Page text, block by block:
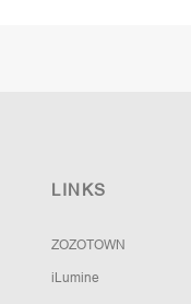
LINKS
ZOZOTOWN
iLumine